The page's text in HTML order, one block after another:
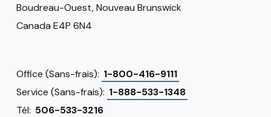
Boudreau-Ouest, Nouveau Brunswick
Canada E4P 6N4
Office (Sans-frais): 1-800-416-9111
Service (Sans-frais): 1-888-533-1348
Tél: 506-533-3216